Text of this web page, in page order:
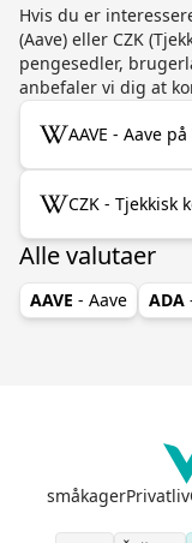
Hvis du er
(Aave) eller CZK
pengesedler,
anbefaler vi dig at
AAVE - Aave
CZK - Tjekkisk
Alle valutaer
AAVE - Aave ADA
småkagerPrivatliv